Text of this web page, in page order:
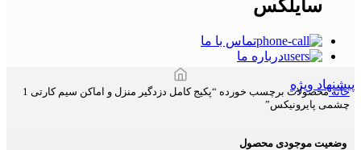
سایلکس
تماس با ما
درباره ما
پیشنهاد ویژه
خانه
محصولات برچسب خورده “پکیج کامل دزدگیر منزل و اماکن سیم کارتی 1
چشمی پایرونیکس”
وضعیت موجودی محصول